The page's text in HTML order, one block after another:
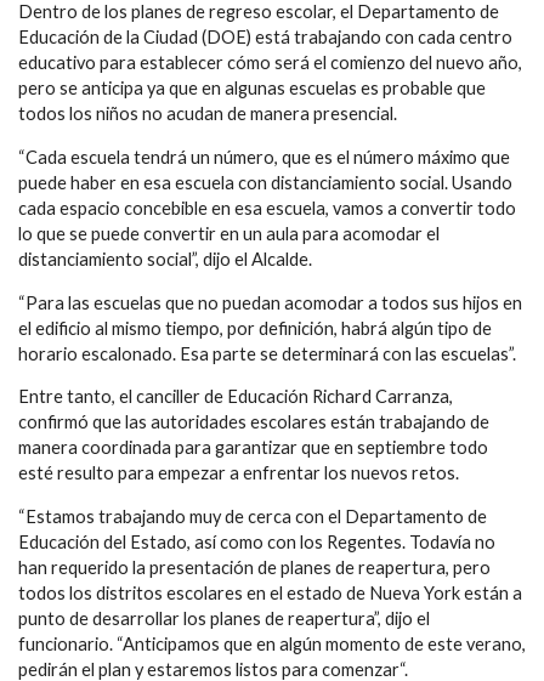
Dentro de los planes de regreso escolar, el Departamento de
Educación de la Ciudad (DOE) está trabajando con cada centro
educativo para establecer cómo será el comienzo del nuevo año,
pero se anticipa ya que en algunas escuelas es probable que
todos los niños no acudan de manera presencial.
“Cada escuela tendrá un número, que es el número máximo que
puede haber en esa escuela con distanciamiento social. Usando
cada espacio concebible en esa escuela, vamos a convertir todo
lo que se puede convertir en un aula para acomodar el
distanciamiento social”, dijo el Alcalde.
“Para las escuelas que no puedan acomodar a todos sus hijos en
el edificio al mismo tiempo, por definición, habrá algún tipo de
horario escalonado. Esa parte se determinará con las escuelas”.
Entre tanto, el canciller de Educación Richard Carranza,
confirmó que las autoridades escolares están trabajando de
manera coordinada para garantizar que en septiembre todo
esté resulto para empezar a enfrentar los nuevos retos.
“Estamos trabajando muy de cerca con el Departamento de
Educación del Estado, así como con los Regentes. Todavía no
han requerido la presentación de planes de reapertura, pero
todos los distritos escolares en el estado de Nueva York están a
punto de desarrollar los planes de reapertura”, dijo el
funcionario. “Anticipamos que en algún momento de este verano,
pedirán el plan y estaremos listos para comenzar“.